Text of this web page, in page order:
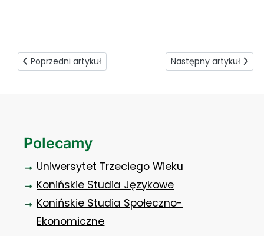
Poprzedni artykuł: Doktorat z nauk o polityce i
Poprzedni artykuł Następny artykuł:
Następny artykuł
Polecamy
Uniwersytet Trzeciego Wieku
Konińskie Studia Językowe
Konińskie Studia Społeczno-
Ekonomiczne